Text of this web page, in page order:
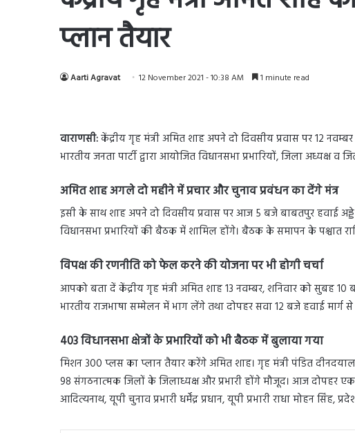
प्लान तैयार
Aarti Agravat 12 November 2021 - 10:38 AM 1 minute read
वाराणसी:केंद्रीय गृह मंत्री अमित शाह अपने दो दिवसीय प्रवास पर 12
भारतीय जनता पार्टी द्वारा आयोजित विधानसभा प्रभारियों, जिला अध्यक्ष
अमित शाह अगले दो महीने में प्रचार और चुनाव प्रवंधन का देंगे मंत्र
इसी के साथ शाह अपने दो दिवसीय प्रवास पर आज 5 बजे बाबतपुर
विधानसभा प्रभारियों की बैठक में शामिल होंगे। बैठक के समापन के पश्चात
विपक्ष की रणनीति को फेल करने की योजना पर भी होगी चर्चा
आपको बता दें केंद्रीय गृह मंत्री अमित शाह 13 नवम्बर, शनिवार को
भारतीय राजभाषा सम्मेलन में भाग लेंगे तथा दोपहर सवा 12 बजे हवाई मार्ग
403 विधानसभा क्षेत्रों के प्रभारियों को भी बैठक में बुलाया गया
मिशन 300 प्लस का प्लान तैयार करेंगे अमित शाह। गृह मंत्री पंडित
98 संगठनात्मक जिलों के जिलाध्यक्ष और प्रभारी होंगे मौजूद। आज
आदित्यनाथ, यूपी चुनाव प्रभारी धर्मेंद्र प्रधान, यूपी प्रभारी राधा मोहन सिंह,